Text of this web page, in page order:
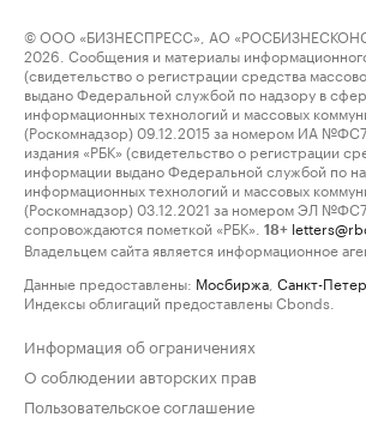
© ООО «БИЗНЕСПРЕСС», АО
2026. Сообщения и материалы информационного
(свидетельство о регистрации средства
выдано Федеральной службой по надзору в
информационных технологий и массовых
(Роскомнадзор) 09.12.2015 за номером ИА
издания «РБК» (свидетельство о регистрации
информации выдано Федеральной службой по
информационных технологий и массовых
(Роскомнадзор) 03.12.2021 за номером ЭЛ
сопровождаются пометкой «РБК».
18+
Владельцем сайта является информационное
Данные предоставлены: Мосбиржа Санкт-
Индексы облигаций предоставлены Cbonds.
Информация об ограничениях
О соблюдении авторских прав
Пользовательское соглашение